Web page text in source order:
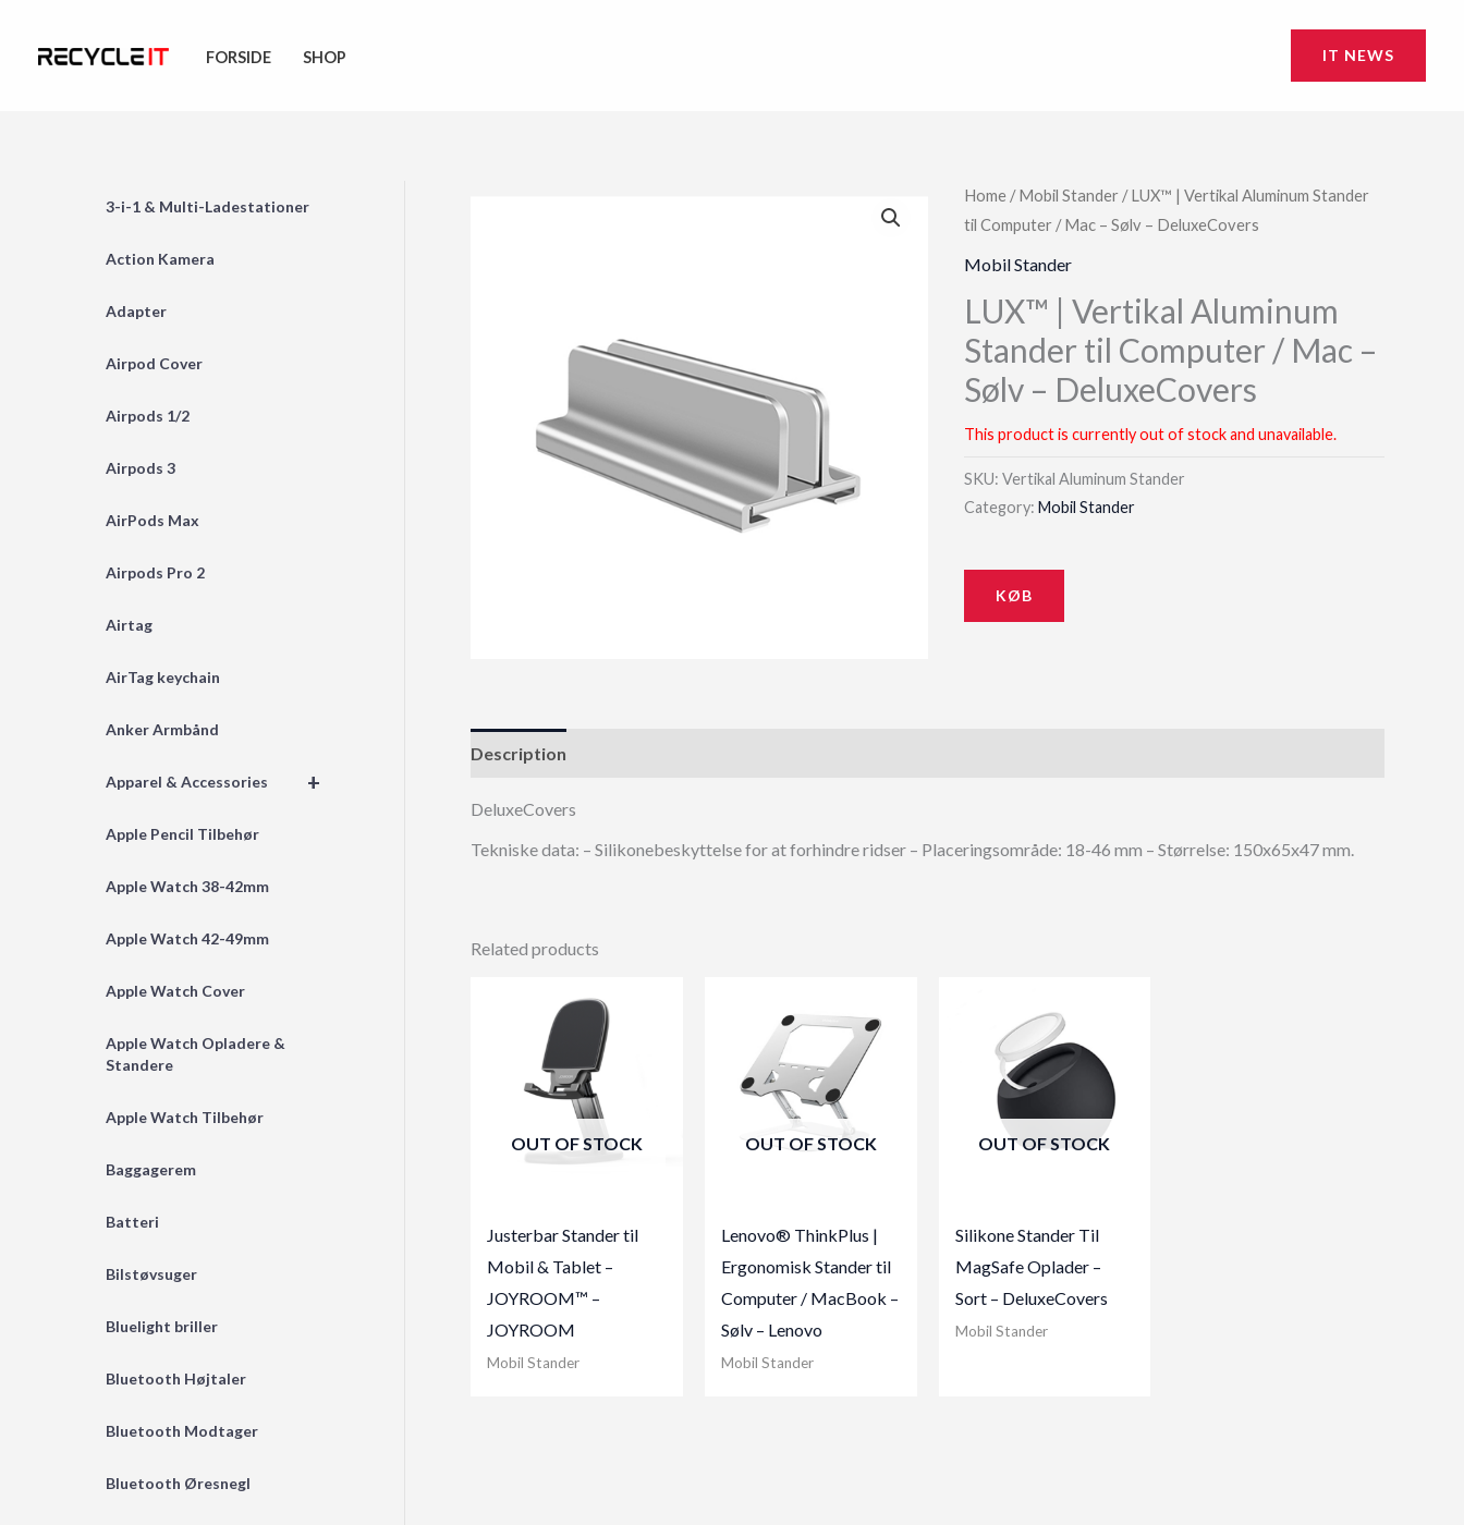
FORSIDE SHOP IT NEWS
3-i-1 & Multi-Ladestationer
Action Kamera
Adapter
Airpod Cover
Airpods 1/2
Airpods 3
AirPods Max
Airpods Pro 2
Airtag
AirTag keychain
Anker Armbånd
+
Apparel & Accessories
Apple Pencil Tilbehør
Apple Watch 38-42mm
Apple Watch 42-49mm
Apple Watch Cover
Apple Watch Opladere &
Standere
Apple Watch Tilbehør
Baggagerem
Batteri
Bilstøvsuger
Bluelight briller
Bluetooth Højtaler
Bluetooth Modtager
Bluetooth Øresnegl
Home /Mobil Stander / LUX™ | Vertikal Aluminum Stander
til Computer / Mac – Sølv – DeluxeCovers
Mobil Stander
LUX™ | Vertikal Aluminum
Stander til Computer / Mac –
Sølv – DeluxeCovers
This product is currently out of stock and unavailable.
SKU:Vertikal Aluminum Stander
Category:Mobil Stander
KØB
Description
DeluxeCovers
Tekniske data: – Silikonebeskyttelse for at forhindre ridser – Placeringsområde: 18-46 mm – Størrelse: 150x65x47 mm.
Related products
OUT OF STOCK
Justerbar Stander til
Mobil & Tablet –
JOYROOM™ –
JOYROOM
Mobil Stander
OUT OF STOCK
Lenovo® ThinkPlus |
Ergonomisk Stander til
Computer / MacBook –
Sølv – Lenovo
Mobil Stander
OUT OF STOCK
Silikone Stander Til
MagSafe Oplader –
Sort – DeluxeCovers
Mobil Stander